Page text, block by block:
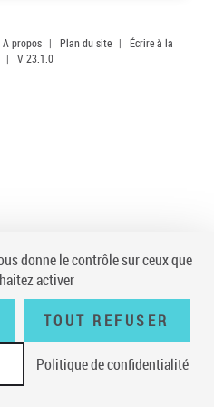
A propos | Plan du site |
Écrire à la
| V 23.1.0
donne le contrôle sur ceux que
activer
TOUT REFUSER
Politique de confidentialité